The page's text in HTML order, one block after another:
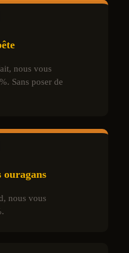
nous vous
Sans poser de
ouragans
nous vous